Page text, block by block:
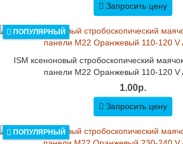
Запросить цену
ПОПУЛЯРНЫЙ
ISM ксеноновый стробоскопический
панели M22 Оранжевый 110-120 V
1.00р.
Запросить цену
ПОПУЛЯРНЫЙ